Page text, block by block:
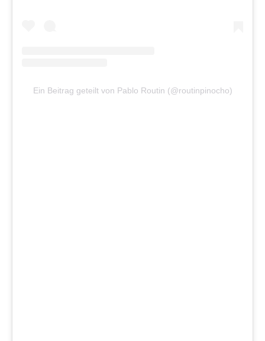
Ein Beitrag geteilt von Pablo Routin (@routinpinocho)